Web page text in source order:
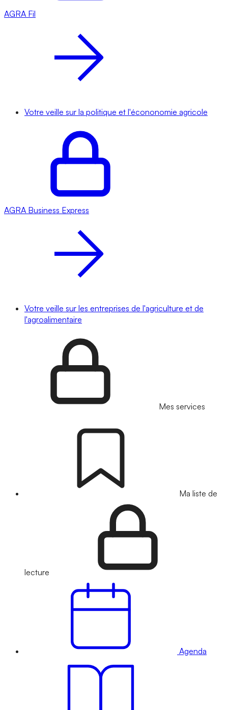
AGRA Fil
Votre veille sur la politique et l'écononomie agricole
AGRA Business Express
Votre veille sur les entreprises de l'agriculture et de
l'agroalimentaire
Mes services
Ma liste de
lecture
Agenda